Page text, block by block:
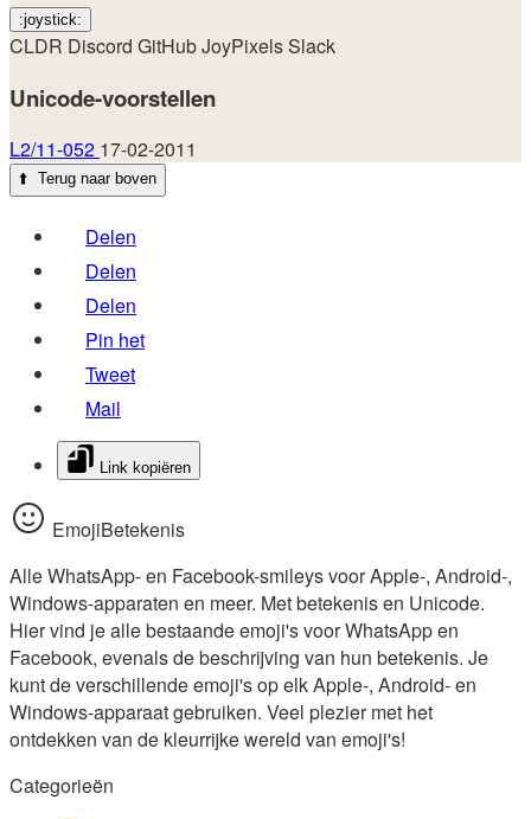
:joystick:
CLDR Discord GitHubJoyPixelsSlack
Unicode-voorstellen
L2/11-052 17-02-2011
⬆️ Terug naar boven
Delen
Delen
Delen
Pin het
Tweet
Mail
Link kopiëren
EmojiBetekenis
Alle WhatsApp- en Facebook-smileys voor Apple-, Android-,
Windows-apparaten en meer. Met betekenis en Unicode.
Hier vind je alle bestaande emoji's voor WhatsApp en
Facebook, evenals de beschrijving van hun betekenis. Je
kunt de verschillende emoji's op elk Apple-, Android- en
Windows-apparaat gebruiken. Veel plezier met het
ontdekken van de kleurrijke wereld van emoji's!
Categorieën